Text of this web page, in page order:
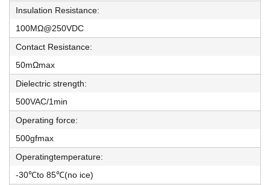
Insulation Resistance:
100MΩ@250VDC
Contact Resistance:
50mΩmax
Dielectric strength:
500VAC/1min
Operating force:
500gfmax
Operatingtemperature:
-30℃to 85℃(no ice)